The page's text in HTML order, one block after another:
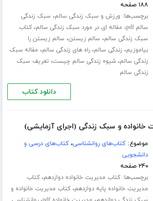
۱۸۸ صفحه
برچسب‌ها: ورزش‌ و سبک زندگی سالم، سبک زندگی
سالم pdf
، مقاله ای در مورد سبک زندگی سالم،کتاب
سبک زندگی سالم، سالم زیستن، سالم زیستن را
بیاموزیم، زندگی سالم،راه های زندگی سالم، مقاله سبک
زندگی سالم،شیوه زندگی سالم چیست، تعریف سبک
زندگی سالم
دانلود کتاب
خانواده و سبک زندگی (اجرای آزمایشی)
موضوع:کتاب‌های روانشناسی،کتاب‌های درسی و
دانشجویی
۲۴۰ صفحه
برچسب‌ها:کتاب مدیریت خانواده دوازدهم،کتاب
مدیریت خانواده پایه دوازدهم،کتاب مدیریت خانواده و